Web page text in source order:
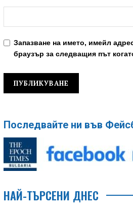
Запазване на името, имейл
браузър за следващия път
Последвайте ни във
НАЙ-ТЪРСЕНИ ДНЕС